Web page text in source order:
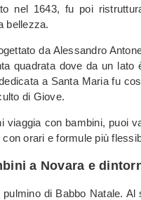
nel 1643, fu poi
bellezza.
da Alessandro
quadrata dove da un lato
a Santa Maria fu
di Giove.
con bambini, puoi
orari e formule più
a Novara e
di Babbo Natale. Al